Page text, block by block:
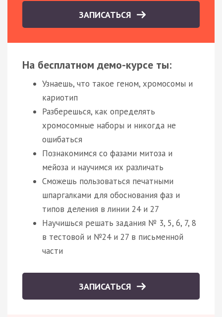
ЗАПИСАТЬСЯ
На бесплатном демо-курсе ты:
Узнаешь, что такое геном, хромосомы и
кариотип
Разберешься, как определять
хромосомные наборы и никогда не
ошибаться
Познакомимся со фазами митоза и
мейоза и научимся их различать
Сможешь пользоваться печатными
шпаргалками для обоснования фаз и
типов деления в линии 24 и 27
Научишься решать задания № 3, 5, 6, 7, 8
в тестовой и №24 и 27 в письменной
части
ЗАПИСАТЬСЯ